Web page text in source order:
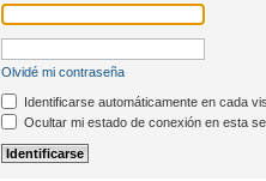
Olvidé mi contraseña
Identificarse automáticamente en cada
Ocultar mi estado de conexión en esta